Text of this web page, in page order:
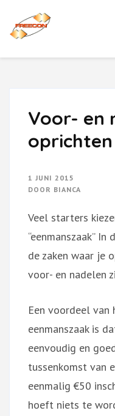
naar
Voor- en
1 JUNI 2015
DOOR BIANCA
Veel starters
“eenmanszaak”
de zaken waar je
voor- en nadelen
Een voordeel van
eenmanszaak is
eenvoudig en
tussenkomst van
eenmalig €50
hoeft niets te